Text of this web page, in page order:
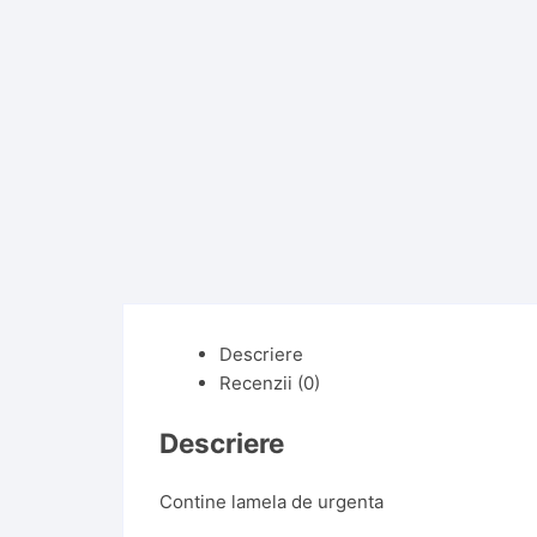
Descriere
Recenzii (0)
Descriere
Contine lamela de urgenta